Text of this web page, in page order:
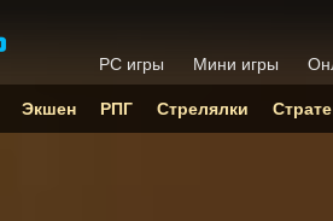
PC игры Мини игры
Экшен РПГ Стрелялки